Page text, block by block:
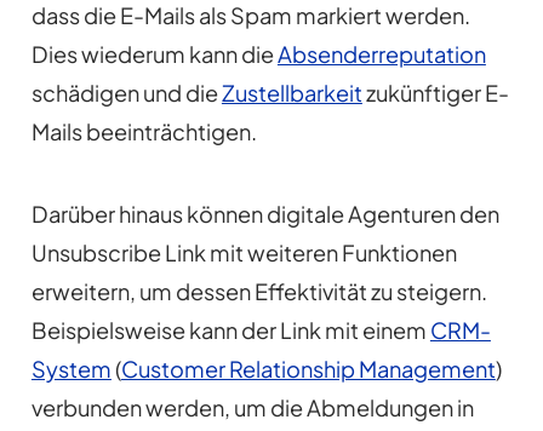
dass die E-Mails als Spam markiert werden.
Dies wiederum kann dieAbsenderreputation
schädigen und dieZustellbarkeitzukünftiger E-
Mails beeinträchtigen.
Darüber hinaus können digitale Agenturen den
Unsubscribe Link mit weiteren Funktionen
erweitern, um dessen Effektivität zu steigern.
Beispielsweise kann der Link mit einem CRM-
System (Customer Relationship Management)
verbunden werden, um die Abmeldungen in